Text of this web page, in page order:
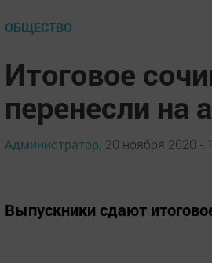
ОБЩЕСТВО
Итоговое
перенесли на
Администратор, 20 ноября 2020 -
Выпускники сдают